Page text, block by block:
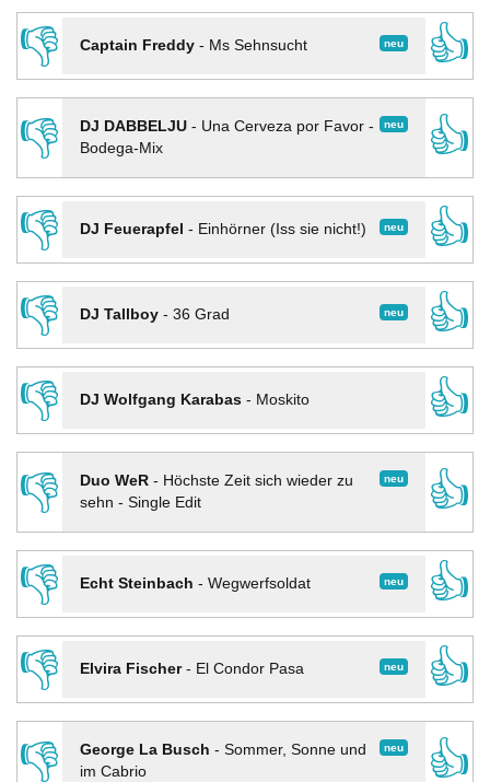
👎
neu
Captain Freddy- Ms Sehnsucht
👍
👎
neu
DJ DABBELJU- Una Cerveza por Favor -
Bodega-Mix
👍
👎
neu
DJ Feuerapfel - Einhörner (Iss sie nicht!)
👍
👎
neu
DJ Tallboy- 36 Grad
👍
👎
DJ Wolfgang Karabas- Moskito
👍
👎
neu
Duo WeR- Höchste Zeit sich wieder zu
sehn - Single Edit
👍
👎
neu
Echt Steinbach - Wegwerfsoldat
👍
👎
neu
Elvira Fischer- El Condor Pasa
👍
👎
neu
George La Busch - Sommer, Sonne und
im Cabrio
👍